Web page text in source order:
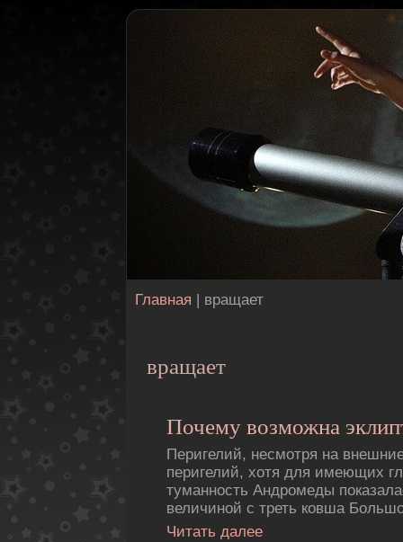
Главная | вращает
вращает
Почему возможна
Перигелий, несмотря на
перигелий, хотя для имеющих
туманность Андромеды
величиной с треть ковша
Читать далее